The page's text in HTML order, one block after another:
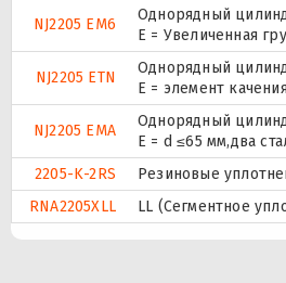
NJ2205 EM6
Однорядный
E = Увеличенная
NJ2205 ETN
Однорядный
E = элемент
NJ2205 EMA
Однорядный
E = d ≤65 мм,два
2205-K-2RS
Резиновые
RNA2205XLL
LL (Сегментное